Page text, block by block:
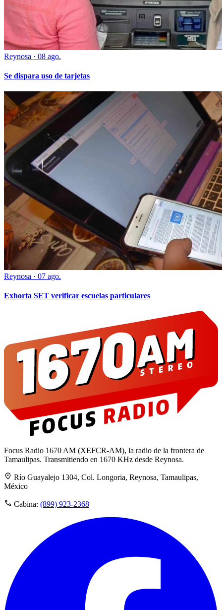
Reynosa · 08 ago.
Se dispara uso de tarjetas
Reynosa · 07 ago.
Exhorta SET verificar escuelas particulares
Focus Radio 1670 AM (XEFCR-AM), la radio de la frontera de
Tamaulipas. Transmitiendo en 1670 KHz desde Reynosa.
Río Guayalejo 1304, Col. Longoria, Reynosa, Tamaulipas,
México
Cabina: (899) 923-2368